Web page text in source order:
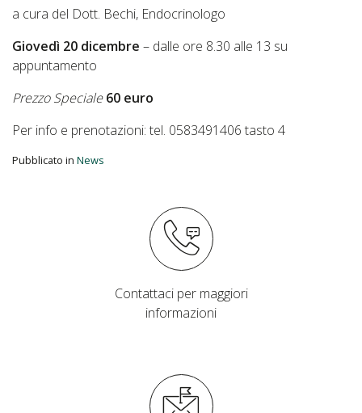
a cura del Dott. Bechi, Endocrinologo
Giovedì 20 dicembre – dalle ore 8.30 alle 13 su
appuntamento
Prezzo Speciale60 euro
Per info e prenotazioni: tel. 0583491406 tasto 4
Pubblicato in News
Contattaci per maggiori
informazioni